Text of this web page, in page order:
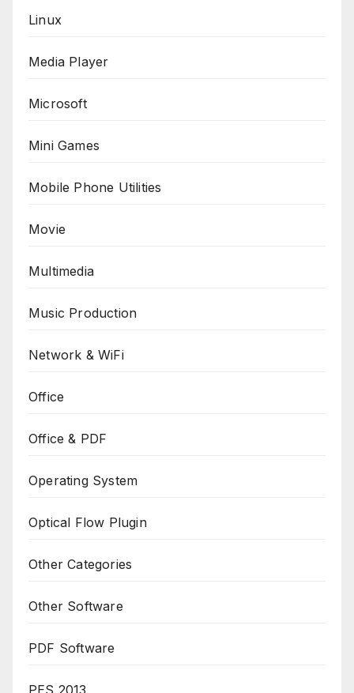
Linux
Media Player
Microsoft
Mini Games
Mobile Phone Utilities
Movie
Multimedia
Music Production
Network & WiFi
Office
Office & PDF
Operating System
Optical Flow Plugin
Other Categories
Other Software
PDF Software
PES 2013